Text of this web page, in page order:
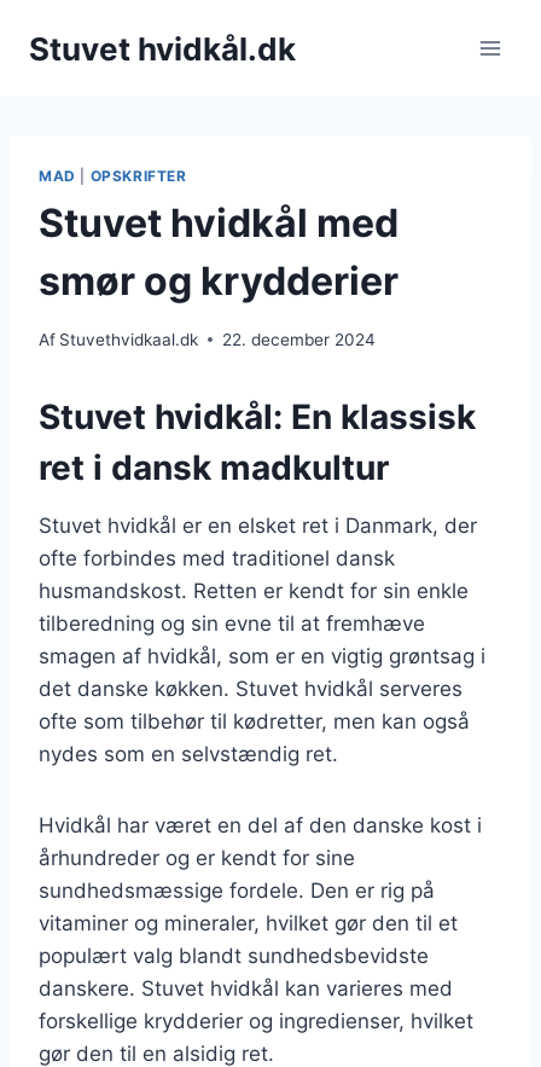
Stuvet hvidkål.dk
MAD OPSKRIFTER
Stuvet hvidkål med
smør og krydderier
Af Stuvethvidkaal.dk 22. december 2024
Stuvet hvidkål: En klassisk
ret i dansk madkultur
Stuvet hvidkål er en elsket ret i Danmark, der
ofte forbindes med traditionel dansk
husmandskost. Retten er kendt for sin enkle
tilberedning og sin evne til at fremhæve
smagen af hvidkål, som er en vigtig grøntsag i
det danske køkken. Stuvet hvidkål serveres
ofte som tilbehør til kødretter, men kan også
nydes som en selvstændig ret.
Hvidkål har været en del af den danske kost i
århundreder og er kendt for sine
sundhedsmæssige fordele. Den er rig på
vitaminer og mineraler, hvilket gør den til et
populært valg blandt sundhedsbevidste
danskere. Stuvet hvidkål kan varieres med
forskellige krydderier og ingredienser, hvilket
gør den til en alsidig ret.